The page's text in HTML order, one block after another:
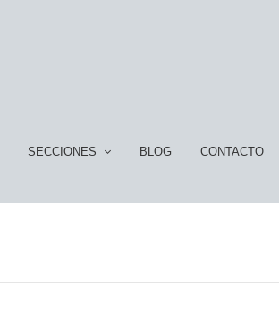
SECCIONES BLOG CONTACTO